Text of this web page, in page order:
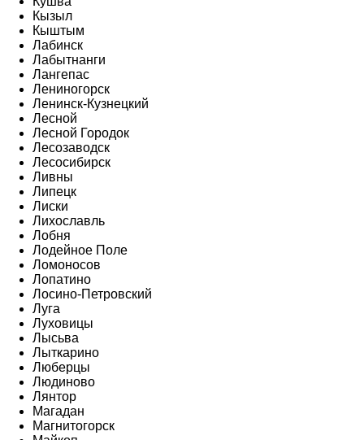
Кызыл
Кыштым
Лабинск
Лабытнанги
Лангепас
Лениногорск
Ленинск-Кузнецкий
Лесной
Лесной Городок
Лесозаводск
Лесосибирск
Ливны
Липецк
Лиски
Лихославль
Лобня
Лодейное Поле
Ломоносов
Лопатино
Лосино-Петровский
Луга
Луховицы
Лысьва
Лыткарино
Люберцы
Людиново
Лянтор
Магадан
Магнитогорск